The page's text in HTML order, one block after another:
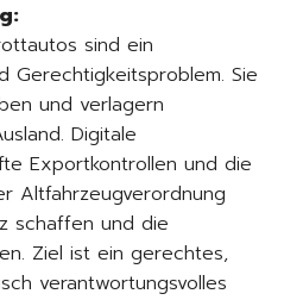
sind ein
Gerechtigkeitsproblem. Sie
und verlagern
Digitale
Exportkontrollen und die
Altfahrzeugverordnung
schaffen und die
Ziel ist ein gerechtes,
verantwortungsvolles